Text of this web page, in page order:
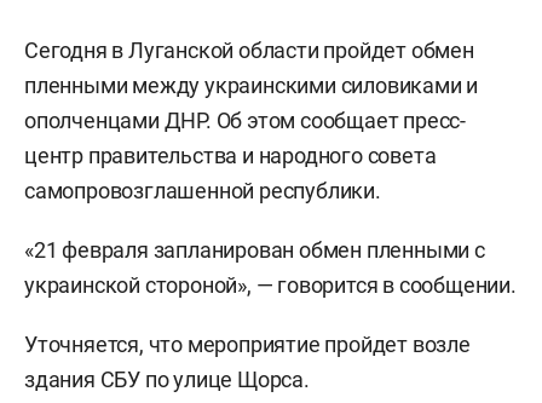
Сегодня в Луганской области пройдет обмен
пленными между украинскими силовиками и
ополченцами ДНР. Об этом сообщает пресс-
центр правительства и народного совета
самопровозглашенной республики.
«21 февраля запланирован обмен пленными с
украинской стороной», — говорится в сообщении.
Уточняется, что мероприятие пройдет возле
здания СБУ по улице Щорса.